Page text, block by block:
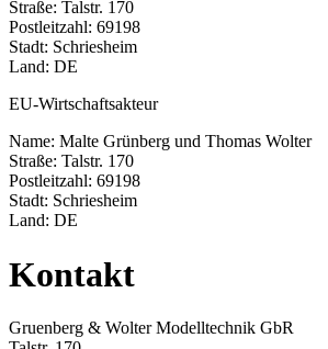
Straße: Talstr. 170
Postleitzahl: 69198
Stadt: Schriesheim
Land: DE
EU-Wirtschaftsakteur
Name: Malte Grünberg und Thomas Wolter
Straße: Talstr. 170
Postleitzahl: 69198
Stadt: Schriesheim
Land: DE
Kontakt
Gruenberg & Wolter Modelltechnik GbR